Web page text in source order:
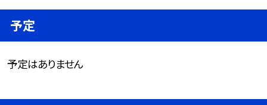
予定
予定はありません